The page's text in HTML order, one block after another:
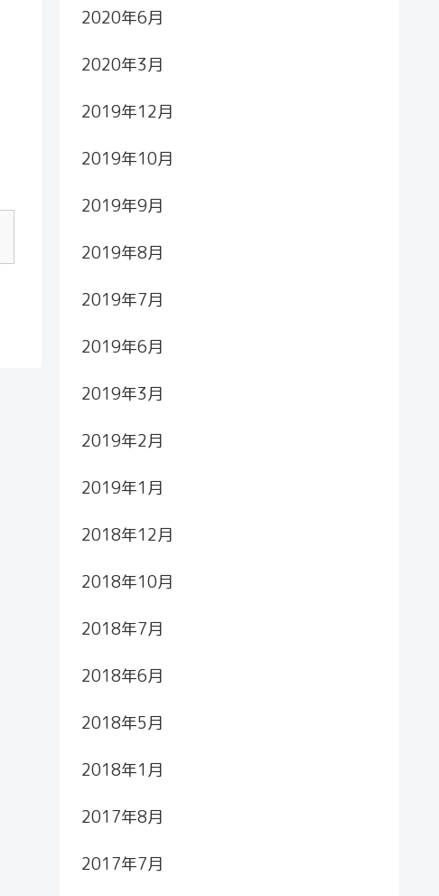
2020年6月
2020年3月
2019年12月
2019年10月
2019年9月
2019年8月
2019年7月
2019年6月
2019年3月
2019年2月
2019年1月
2018年12月
2018年10月
2018年7月
2018年6月
2018年5月
2018年1月
2017年8月
2017年7月